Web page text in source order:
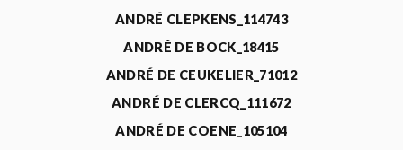
ANDRÉ CLEPKENS_114743
ANDRÉ DE BOCK_18415
ANDRÉ DE CEUKELIER_71012
ANDRÉ DE CLERCQ_111672
ANDRÉ DE COENE_105104